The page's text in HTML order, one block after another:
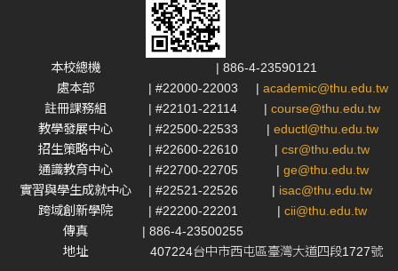
本校總機
| 886-4-23590121
處本部
| #22000-22003 | academic@thu.edu.tw
註冊課務組
| #22101-22114 | course@thu.edu.tw
教學發展中心
| #22500-22533 | eductl@thu.edu.tw
招生策略中心
| #22600-22610 | csr@thu.edu.tw
通識教育中心
| #22700-22705 | ge@thu.edu.tw
實習與學生成就中心
| #22521-22526 | isac@thu.edu.tw
跨域創新學院
| #22200-22201 | cii@thu.edu.tw
傳真
| 886-4-23500255
地址
407224台中市西屯區臺灣大道四段1727號